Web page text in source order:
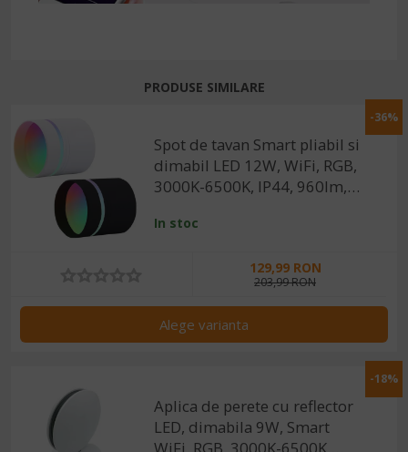
PRODUSE SIMILARE
-36%
Spot de tavan Smart pliabil si
dimabil LED 12W, WiFi, RGB,
3000K-6500K, IP44, 960lm,
In stoc
129,99 RON
203,99 RON
Alege varianta
-18%
Aplica de perete cu reflector
LED, dimabila 9W, Smart